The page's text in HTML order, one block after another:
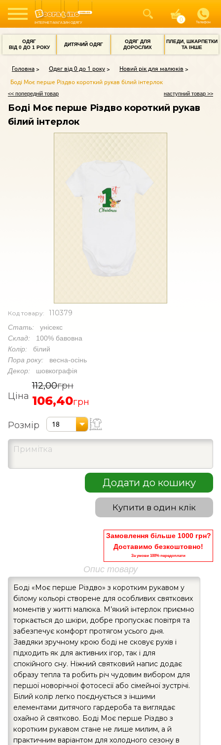
ІНТЕРНЕТ-МАГАЗИН ОДЯГУ Телефон
ОДЯГ
ВІД 0 ДО 1 РОКУ
ДИТЯЧИЙ ОДЯГ
ОДЯГ ДЛЯ
ДОРОСЛИХ
ПЛЕДИ, ШКАРПЕТКИ
ТА ІНШЕ
Головна Одяг від 0 до 1 року
Новий рік для малюків
Боді Моє перше Різдво короткий рукав білий інтерлок
<< попередній товар наступний товар >>
Боді Моє перше Різдво короткий рукав
білий інтерлок
Код товару: 110379
Стать: унісекс
Склад: 100% бавовна
Колір: білий
Пора року: весна-осінь
Декор: шовкографія
Ціна
112,00грн
106,40грн
Розмір 18
Додати до кошику
Купити в один клік
Замовлення більше 1000 грн?
Доставимо безкоштовно!
За умови 100% передоплати
Опис товару
Боді «Моє перше Різдво» з коротким рукавом у
білому кольорі створене для особливих святкових
моментів у житті малюка. М’який інтерлок приємно
торкається до шкіри, добре пропускає повітря та
забезпечує комфорт протягом усього дня.
Завдяки зручному крою боді не сковує рухів і
підходить як для активних ігор, так і для
спокійного сну. Ніжний святковий напис додає
образу тепла та робить річ чудовим вибором для
першої новорічної фотосесії або сімейної зустрічі.
Білий колір легко поєднується з іншими
елементами дитячого гардероба та виглядає
охайно й святково. Боді Моє перше Різдво з
коротким рукавом стане не лише милим, а й
практичним варіантом для холодного сезону в